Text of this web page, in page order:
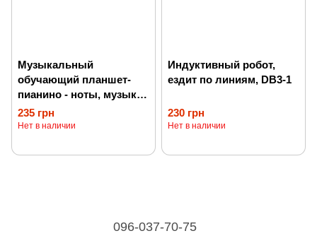
Музыкальный
обучающий планшет-
пианино - ноты, музыка,
истории, PL-720-06
235 грн
Нет в наличии
Индуктивный робот,
ездит по линиям, DB3-1
230 грн
Нет в наличии
096-037-70-75